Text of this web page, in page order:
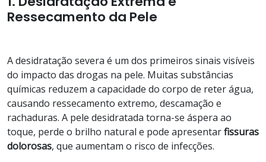
Ressecamento da Pele
A desidratação severa é um dos primeiros sinais visíveis
do impacto das drogas na pele. Muitas substâncias
químicas reduzem a capacidade do corpo de reter água,
causando ressecamento extremo, descamação e
rachaduras. A pele desidratada torna-se áspera ao
toque, perde o brilho natural e pode apresentarfissuras
dolorosas, que aumentam o risco de infecções.